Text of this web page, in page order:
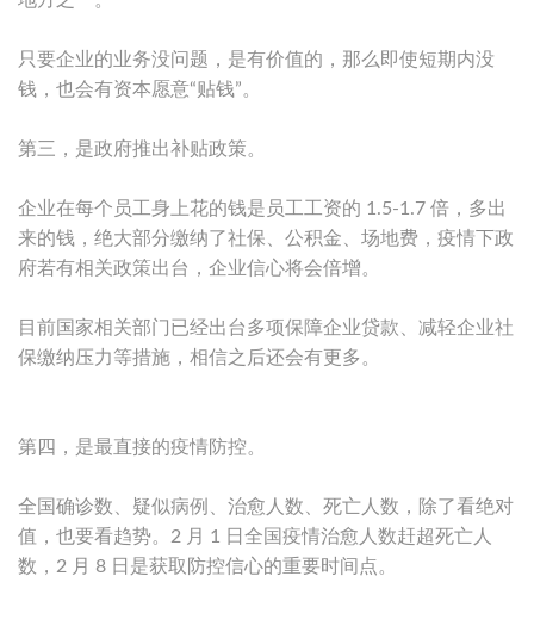
只要企业的业务没问题，是有价值的，那么即使短期内没
钱，也会有资本愿意“贴钱”。
第三，是政府推出补贴政策。
企业在每个员工身上花的钱是员工工资的 1.5-1.7 倍，多出
来的钱，绝大部分缴纳了社保、公积金、场地费，疫情下政
府若有相关政策出台，企业信心将会倍增。
目前国家相关部门已经出台多项保障企业贷款、减轻企业社
保缴纳压力等措施，相信之后还会有更多。
第四，是最直接的疫情防控。
全国确诊数、疑似病例、治愈人数、死亡人数，除了看绝对
值，也要看趋势。2 月 1 日全国疫情治愈人数赶超死亡人
数，2 月 8 日是获取防控信心的重要时间点。